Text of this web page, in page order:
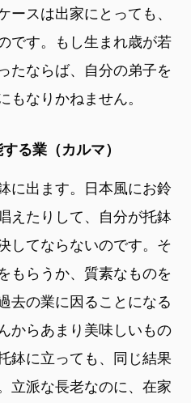
ースは出家にとっても、
です。もし生まれ歳が若
たならば、自分の弟子を
もなりかねません。
る業（カルマ）
に出ます。日本風にお鈴
えたりして、自分が托鉢
してならないのです。そ
もらうか、質素なものを
去の業に因ることになる
からあまり美味しいもの
鉢に立っても、同じ結果
立派な長老なのに、在家